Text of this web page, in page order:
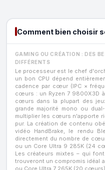
Comment bien choisir
GAMING OU CRÉATION : DES
DIFFÉRENTS
Le processeur est le chef
un bon CPU dépend
cadence par cœur (IPC ×
cœurs : un Ryzen 7 9800X3D
cœurs dans la plupart des
grande majorité mono ou
multiplier les cœurs n'apporte
pur. La création de contenu
vidéo HandBrake, le rendu
directement du nombre de
ou un Core Ultra 9 285K (24
Les créateurs mixtes – qui
trouveront un compromis idéal
ou Core Ultra 7 265K (20